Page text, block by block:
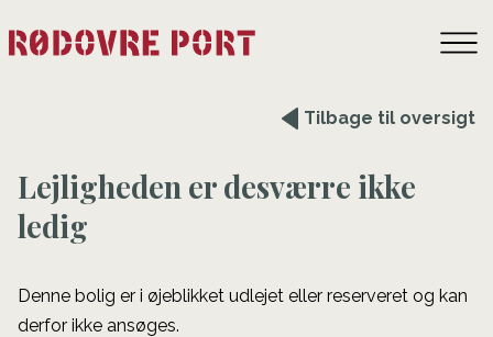
Tilbage til oversigt
Lejligheden er desværre ikke
ledig
Denne bolig er i øjeblikket udlejet eller reserveret og kan
derfor ikke ansøges.